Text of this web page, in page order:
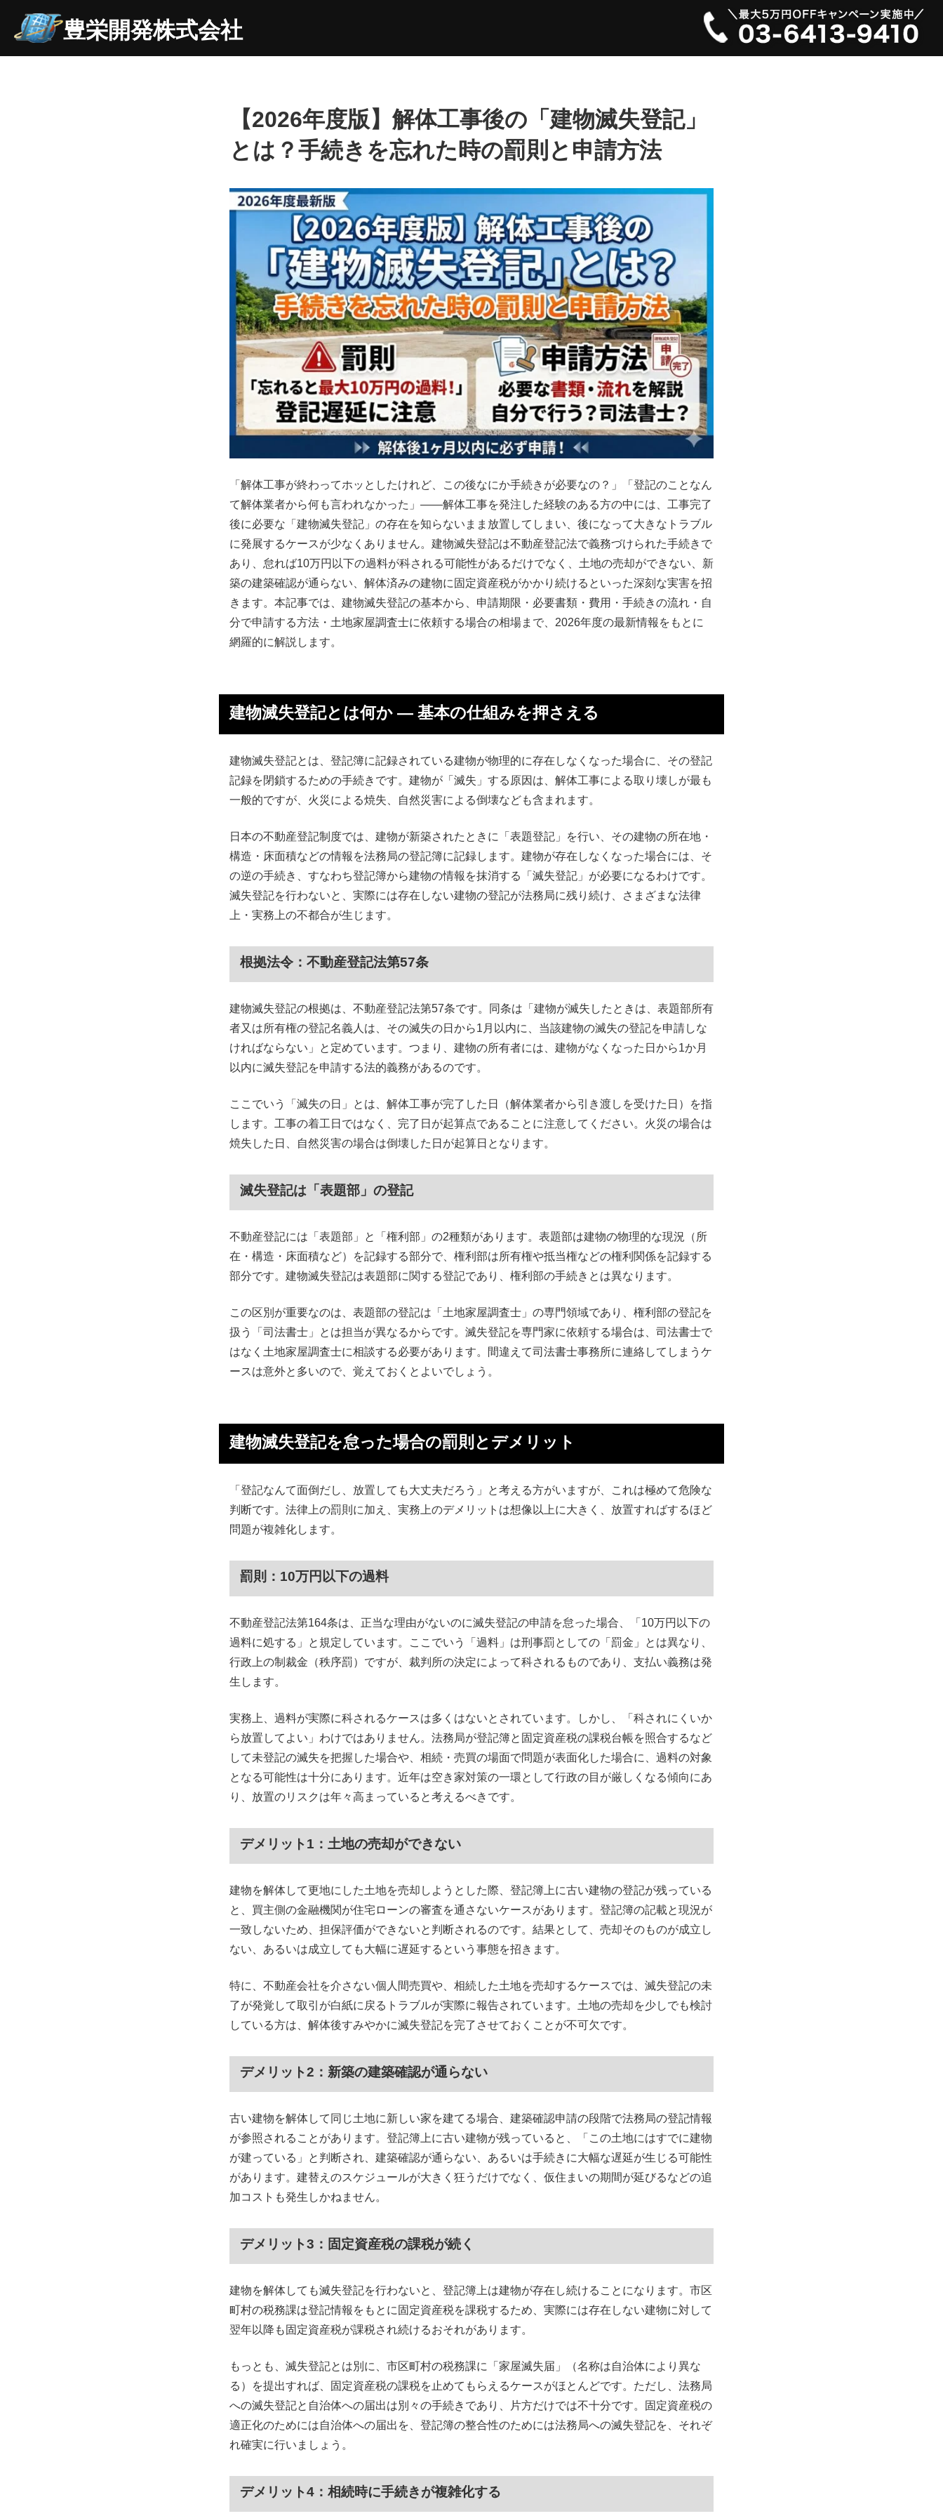
豊栄開発株式会社
【2026年度版】解体工事後の「建物滅失登記」
とは？手続きを忘れた時の罰則と申請方法
「解体工事が終わってホッとしたけれど、この後なにか手続きが必要なの？」「登記のことなん
て解体業者から何も言われなかった」――解体工事を発注した経験のある方の中には、工事完了
後に必要な「建物滅失登記」の存在を知らないまま放置してしまい、後になって大きなトラブル
に発展するケースが少なくありません。建物滅失登記は不動産登記法で義務づけられた手続きで
あり、怠れば10万円以下の過料が科される可能性があるだけでなく、土地の売却ができない、新
築の建築確認が通らない、解体済みの建物に固定資産税がかかり続けるといった深刻な実害を招
きます。本記事では、建物滅失登記の基本から、申請期限・必要書類・費用・手続きの流れ・自
分で申請する方法・土地家屋調査士に依頼する場合の相場まで、2026年度の最新情報をもとに
網羅的に解説します。
建物滅失登記とは何か ― 基本の仕組みを押さえる
建物滅失登記とは、登記簿に記録されている建物が物理的に存在しなくなった場合に、その登記
記録を閉鎖するための手続きです。建物が「滅失」する原因は、解体工事による取り壊しが最も
一般的ですが、火災による焼失、自然災害による倒壊なども含まれます。
日本の不動産登記制度では、建物が新築されたときに「表題登記」を行い、その建物の所在地・
構造・床面積などの情報を法務局の登記簿に記録します。建物が存在しなくなった場合には、そ
の逆の手続き、すなわち登記簿から建物の情報を抹消する「滅失登記」が必要になるわけです。
滅失登記を行わないと、実際には存在しない建物の登記が法務局に残り続け、さまざまな法律
上・実務上の不都合が生じます。
根拠法令：不動産登記法第57条
建物滅失登記の根拠は、不動産登記法第57条です。同条は「建物が滅失したときは、表題部所有
者又は所有権の登記名義人は、その滅失の日から1月以内に、当該建物の滅失の登記を申請しな
ければならない」と定めています。つまり、建物の所有者には、建物がなくなった日から1か月
以内に滅失登記を申請する法的義務があるのです。
ここでいう「滅失の日」とは、解体工事が完了した日（解体業者から引き渡しを受けた日）を指
します。工事の着工日ではなく、完了日が起算点であることに注意してください。火災の場合は
焼失した日、自然災害の場合は倒壊した日が起算日となります。
滅失登記は「表題部」の登記
不動産登記には「表題部」と「権利部」の2種類があります。表題部は建物の物理的な現況（所
在・構造・床面積など）を記録する部分で、権利部は所有権や抵当権などの権利関係を記録する
部分です。建物滅失登記は表題部に関する登記であり、権利部の手続きとは異なります。
この区別が重要なのは、表題部の登記は「土地家屋調査士」の専門領域であり、権利部の登記を
扱う「司法書士」とは担当が異なるからです。滅失登記を専門家に依頼する場合は、司法書士で
はなく土地家屋調査士に相談する必要があります。間違えて司法書士事務所に連絡してしまうケ
ースは意外と多いので、覚えておくとよいでしょう。
建物滅失登記を怠った場合の罰則とデメリット
「登記なんて面倒だし、放置しても大丈夫だろう」と考える方がいますが、これは極めて危険な
判断です。法律上の罰則に加え、実務上のデメリットは想像以上に大きく、放置すればするほど
問題が複雑化します。
罰則：10万円以下の過料
不動産登記法第164条は、正当な理由がないのに滅失登記の申請を怠った場合、「10万円以下の
過料に処する」と規定しています。ここでいう「過料」は刑事罰としての「罰金」とは異なり、
行政上の制裁金（秩序罰）ですが、裁判所の決定によって科されるものであり、支払い義務は発
生します。
実務上、過料が実際に科されるケースは多くはないとされています。しかし、「科されにくいか
ら放置してよい」わけではありません。法務局が登記簿と固定資産税の課税台帳を照合するなど
して未登記の滅失を把握した場合や、相続・売買の場面で問題が表面化した場合に、過料の対象
となる可能性は十分にあります。近年は空き家対策の一環として行政の目が厳しくなる傾向にあ
り、放置のリスクは年々高まっていると考えるべきです。
デメリット1：土地の売却ができない
建物を解体して更地にした土地を売却しようとした際、登記簿上に古い建物の登記が残っている
と、買主側の金融機関が住宅ローンの審査を通さないケースがあります。登記簿の記載と現況が
一致しないため、担保評価ができないと判断されるのです。結果として、売却そのものが成立し
ない、あるいは成立しても大幅に遅延するという事態を招きます。
特に、不動産会社を介さない個人間売買や、相続した土地を売却するケースでは、滅失登記の未
了が発覚して取引が白紙に戻るトラブルが実際に報告されています。土地の売却を少しでも検討
している方は、解体後すみやかに滅失登記を完了させておくことが不可欠です。
デメリット2：新築の建築確認が通らない
古い建物を解体して同じ土地に新しい家を建てる場合、建築確認申請の段階で法務局の登記情報
が参照されることがあります。登記簿上に古い建物が残っていると、「この土地にはすでに建物
が建っている」と判断され、建築確認が通らない、あるいは手続きに大幅な遅延が生じる可能性
があります。建替えのスケジュールが大きく狂うだけでなく、仮住まいの期間が延びるなどの追
加コストも発生しかねません。
デメリット3：固定資産税の課税が続く
建物を解体しても滅失登記を行わないと、登記簿上は建物が存在し続けることになります。市区
町村の税務課は登記情報をもとに固定資産税を課税するため、実際には存在しない建物に対して
翌年以降も固定資産税が課税され続けるおそれがあります。
もっとも、滅失登記とは別に、市区町村の税務課に「家屋滅失届」（名称は自治体により異な
る）を提出すれば、固定資産税の課税を止めてもらえるケースがほとんどです。ただし、法務局
への滅失登記と自治体への届出は別々の手続きであり、片方だけでは不十分です。固定資産税の
適正化のためには自治体への届出を、登記簿の整合性のためには法務局への滅失登記を、それぞ
れ確実に行いましょう。
デメリット4：相続時に手続きが複雑化する